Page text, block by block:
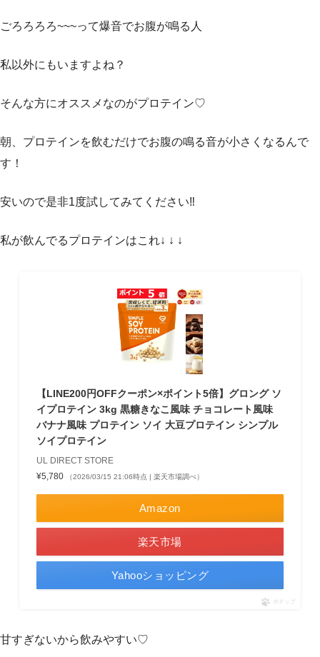
ごろろろろ~~~って爆音でお腹が鳴る人
私以外にもいますよね？
そんな方にオススメなのがプロテイン♡
朝、プロテインを飲むだけでお腹の鳴る音が小さくなるんで
す！
安いので是非1度試してみてください‼️
私が飲んでるプロテインはこれ↓ ↓ ↓
【LINE200円OFFクーポン×ポイント5倍】グロング ソ
イプロテイン 3kg 黒糖きなこ風味 チョコレート風味
バナナ風味 プロテイン ソイ 大豆プロテイン シンプル
ソイプロテイン
UL DIRECT STORE
¥5,780
（2026/03/15 21:06時点 | 楽天市場調べ）
Amazon
楽天市場
Yahooショッピング
ポチップ
甘すぎないから飲みやすい♡